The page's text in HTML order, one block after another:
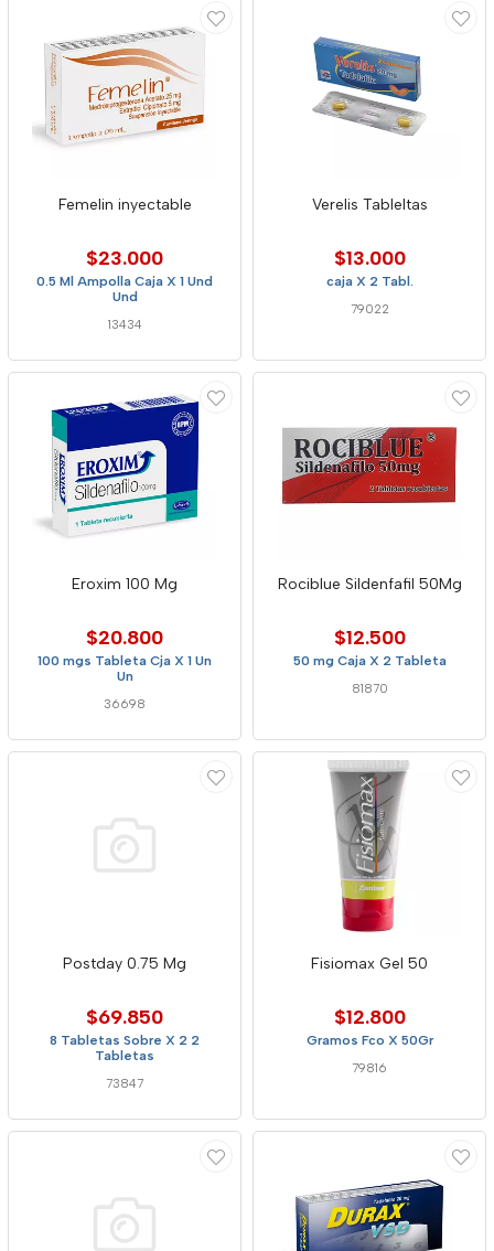
Femelin inyectable
$23.000
0.5 Ml Ampolla Caja X 1 Und
Und
13434
Verelis Tableltas
$13.000
caja X 2 Tabl.
79022
Eroxim 100 Mg
$20.800
100 mgs Tableta Cja X 1 Un
Un
36698
Rociblue Sildenfafil 50Mg
$12.500
50 mg Caja X 2 Tableta
81870
Postday 0.75 Mg
$69.850
8 Tabletas Sobre X 2 2
Tabletas
73847
Fisiomax Gel 50
$12.800
Gramos Fco X 50Gr
79816